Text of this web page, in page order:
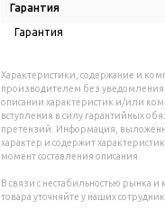
Гарантия
Гарантия
Характеристики, содержание и
производителем без уведомления.
описании характеристик и/или
вступления в силу гарантийных
претензий. Информация,
характер и содержит
момент составления описания.
В связи с нестабильностью рынка
товара уточняйте у наших